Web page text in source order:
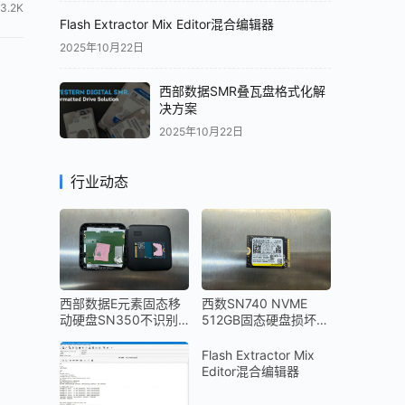
3.2K
Flash Extractor Mix Editor混合编辑器
2025年10月22日
西部数据SMR叠瓦盘格式化解
决方案
2025年10月22日
行业动态
西部数据E元素固态移
动硬盘SN350不识别
西数SN740 NVME
512GB固态硬盘损坏无
密数据恢复成功
Flash Extractor Mix
Editor混合编辑器